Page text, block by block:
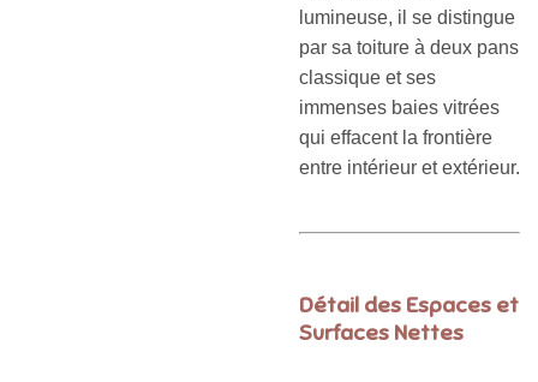
lumineuse, il se distingue
par sa toiture à deux pans
classique et ses
immenses baies vitrées
qui effacent la frontière
entre intérieur et extérieur.
Détail des Espaces et
Surfaces Nettes